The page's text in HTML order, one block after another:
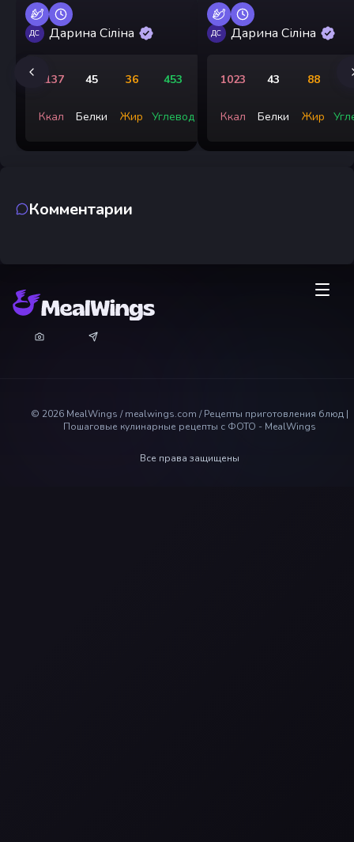
ДС Дарина Сіліна
2137
Ккал
45
Белки
36
Жир
453
Углевод
ДС Дарина Сіліна
1023
Ккал
43
Белки
88
Жир
Комментарии
© 2026 MealWings / mealwings.com /Рецепты приготовления блюд |
Пошаговые кулинарные рецепты с ФОТО - MealWings
Все права защищены